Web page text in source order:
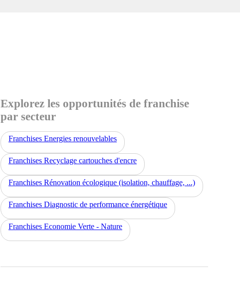
Explorez les opportunités de franchise
par secteur
Franchises Energies renouvelables
Franchises Recyclage cartouches d'encre
Franchises Rénovation écologique (isolation, chauffage, ...)
Franchises Diagnostic de performance énergétique
Franchises Economie Verte - Nature